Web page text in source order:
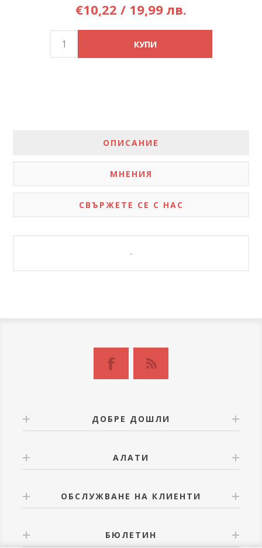
€10,22 / 19,99 лв.
ОПИСАНИЕ
МНЕНИЯ
СВЪРЖЕТЕ СЕ С НАС
-
ДОБРЕ ДОШЛИ
АЛАТИ
ОБСЛУЖВАНЕ НА КЛИЕНТИ
БЮЛЕТИН